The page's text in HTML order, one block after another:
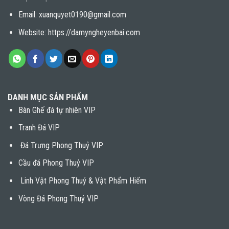
Email: xuanquyet0190@gmail.com
Website: https://damyngheyenbai.com
DANH MỤC SẢN PHẨM
Bàn Ghế đá tự nhiên VIP
Tranh Đá VIP
Đá Trưng Phong Thuỷ VIP
Cầu đá Phong Thuỷ VIP
Linh Vật Phong Thuỷ & Vật Phẩm Hiếm
Vòng Đá Phong Thuỷ VIP